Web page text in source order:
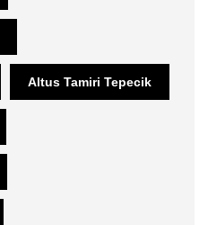
Altus Tamiri Tepecik